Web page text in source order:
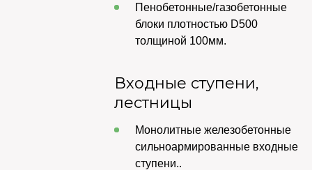
Пенобетонные/газобетонные
блоки плотностью D500
толщиной 100мм.
Входные ступени,
лестницы
Монолитные железобетонные
сильноармированные входные
ступени..